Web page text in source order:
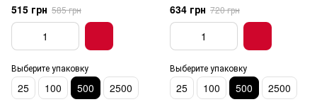
515 грн 585 грн
Выберите упаковку
25 100 500 2500
634 грн 720 грн
Выберите упаковку
25 100 500 2500